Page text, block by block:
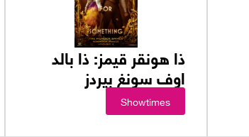
ذا هونقر قيمز: ذا بالد
اوف سونغ بيردز
Showtimes